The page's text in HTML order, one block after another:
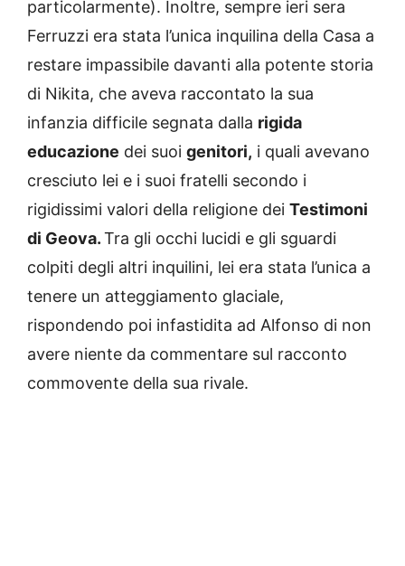
Ferruzzi era stata l’unica inquilina della Casa a
restare impassibile davanti alla potente storia
di Nikita, che aveva raccontato la sua
infanzia difficile segnata dalla
rigida
educazione
dei suoi genitori, i quali avevano
cresciuto lei e i suoi fratelli secondo i
rigidissimi valori della religione dei Testimoni
di Geova. Tra gli occhi lucidi e gli sguardi
colpiti degli altri inquilini, lei era stata l’unica a
tenere un atteggiamento glaciale,
rispondendo poi infastidita ad Alfonso di non
avere niente da commentare sul racconto
commovente della sua rivale.